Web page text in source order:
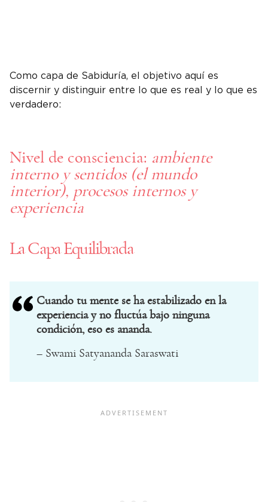
Como capa de Sabiduría, el objetivo aquí es
discernir y distinguir entre lo que es real y lo que es
verdadero:
Nivel de consciencia: ambiente
interno y sentidos (el mundo
interior), procesos internos y
experiencia
La Capa Equilibrada
Cuando tu mente se ha estabilizado en la
experiencia y no fluctúa bajo ninguna
condición, eso es ananda.
– Swami Satyananda Saraswati